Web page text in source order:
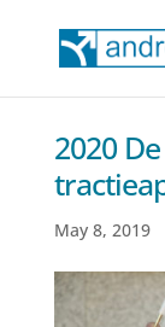
2020
May 8, 2019